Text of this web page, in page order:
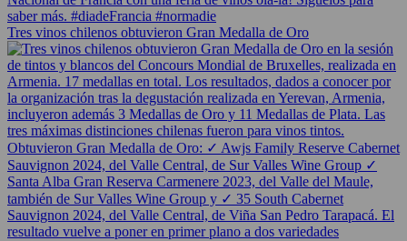
Tres vinos chilenos obtuvieron Gran Medalla de Oro